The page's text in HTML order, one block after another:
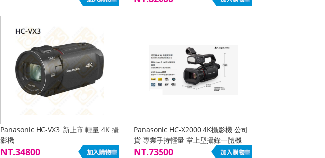
Panasonic HC-VX3_新上市 輕量 4K 攝
影機
NT.34800
Panasonic HC-X2000 4K攝影機 公司
貨 專業手持輕量 掌上型攝錄一體機
NT.73500